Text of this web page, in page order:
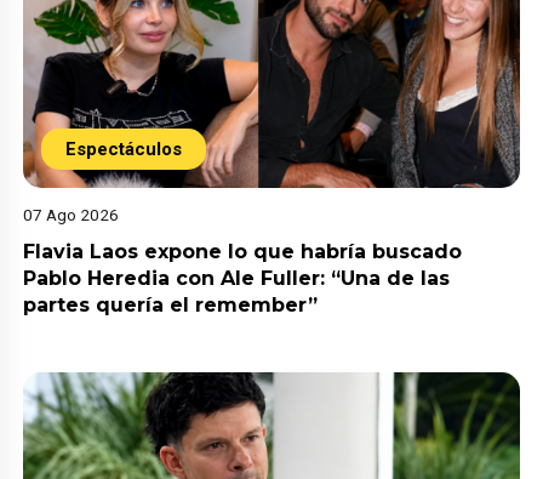
Espectáculos
07 Ago 2026
Flavia Laos expone lo que habría buscado
Pablo Heredia con Ale Fuller: “Una de las
partes quería el remember”